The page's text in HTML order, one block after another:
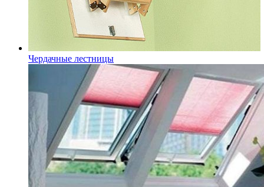
Чердачные лестницы